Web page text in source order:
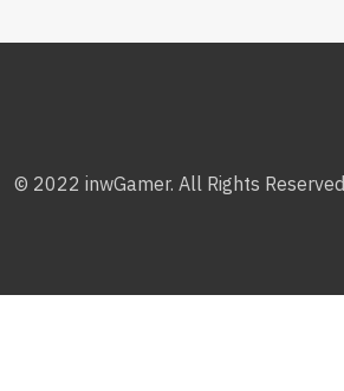
© 2022 inwGamer. All Rights Reserved